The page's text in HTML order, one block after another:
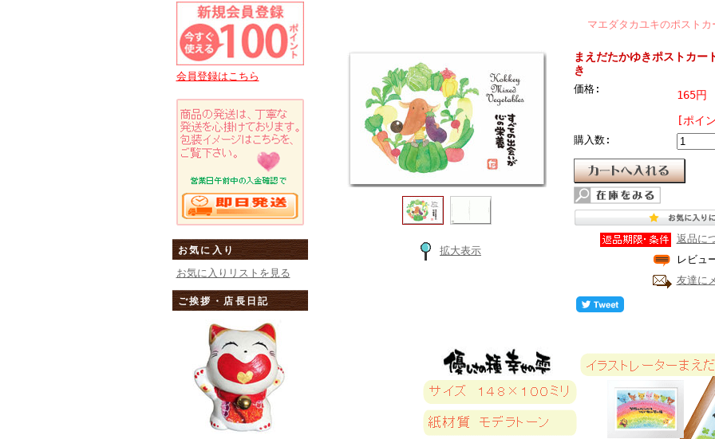
会員登録はこちら
お気に入り
お気に入りリストを見る
ご挨拶・店長日記
マエダタカユキのポストカードは
拡大表示
まえだたかゆきポストカー
き
価格:
165円
[ポイ
購入数:
返品に
レビュ
友達に